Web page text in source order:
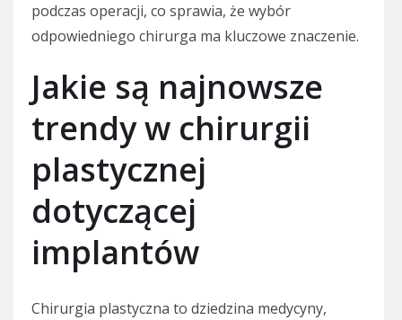
podczas operacji, co sprawia, że wybór
odpowiedniego chirurga ma kluczowe znaczenie.
Jakie są najnowsze
trendy w chirurgii
plastycznej
dotyczącej
implantów
Chirurgia plastyczna to dziedzina medycyny,